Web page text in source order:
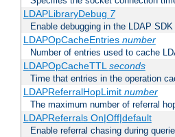
LDAPLibraryDebug 7
Enable debugging in the LDAP SDK
LDAPOpCacheEntries number
Number of entries used to cache
LDAPOpCacheTTLseconds
Time that entries in the operation
LDAPReferralHopLimit number
The maximum number of referral
LDAPReferrals On|Off|default
Enable referral chasing during